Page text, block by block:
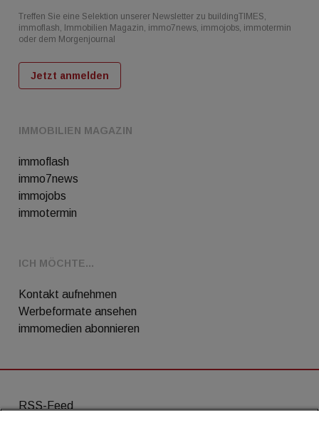
IMMOBILIEN MAGAZIN
immoflash
immo7news
immojobs
immotermin
ICH MÖCHTE...
Kontakt aufnehmen
Werbeformate ansehen
immomedien abonnieren
Treffen Sie eine Selektion unserer Newsletter zu buildingTIMES,
immoflash, Immobilien Magazin, immo7news, immojobs, immotermin
oder dem Morgenjournal
Jetzt anmelden
RSS-Feed